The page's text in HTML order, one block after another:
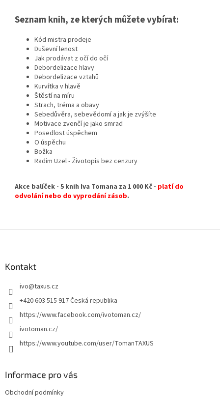
Seznam knih, ze kterých můžete vybírat:
Kód mistra prodeje
Duševní lenost
Jak prodávat z očí do očí
Debordelizace hlavy
Debordelizace vztahů
Kurvítka v hlavě
Štěstí na míru
Strach, tréma a obavy
Sebedůvěra, sebevědomí a jak je zvýšíte
Motivace zvenčí je jako smrad
Posedlost úspěchem
O úspěchu
Božka
Radim Uzel - Životopis bez cenzury
Akce balíček - 5 knih Iva Tomana za 1 000 Kč - platí do
odvolání nebo do vyprodání zásob.
Kontakt
ivo@taxus.cz
+420 603 515 917 Česká republika
https://www.facebook.com/ivotoman.cz/
ivotoman.cz/
https://www.youtube.com/user/TomanTAXUS
Informace pro vás
Obchodní podmínky